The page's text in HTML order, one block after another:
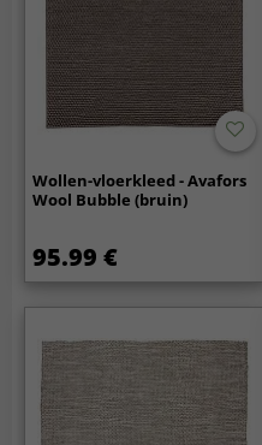
Wollen-vloerkleed - Avafors
Wool Bubble (bruin)
95.99 €